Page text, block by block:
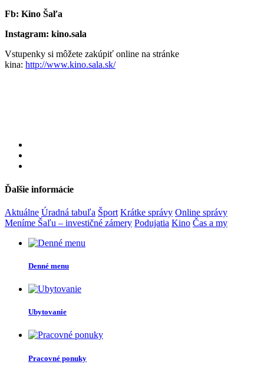
Fb: Kino Šaľa
Instagram: kino.sala
Vstupenky si môžete zakúpiť online na stránke
kina: http://www.kino.sala.sk/
Ďalšie informácie
Aktuálne Úradná tabuľa Šport Krátke správy Online správy
Meníme Šaľu – investičné zámery Podujatia Kino Čas a my
Denné menu
Ubytovanie
Pracovné ponuky